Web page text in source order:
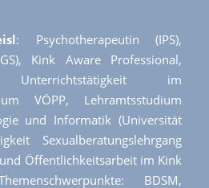
: Psychotherapeutin (IPS),
Kink Aware Professional,
im
VÖPP, Lehramtsstudium
und Informatik (Universität
Sexualberatungslehrgang
Öffentlichkeitsarbeit im Kink
BDSM,